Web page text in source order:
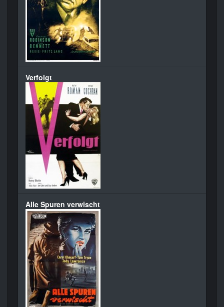
Verfolgt
Alle Spuren verwischt